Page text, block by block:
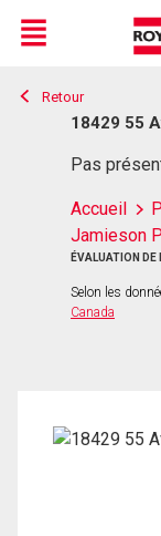
Live
En Direct
Menu
Retour
18429 55
Pas
Accueil
Jamieson
ÉVALUATION
Selon les
Canada